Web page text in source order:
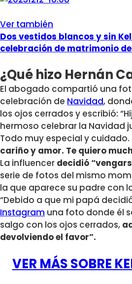
Ver también
Dos vestidos blancos y sin
celebración de matrimonio
¿Qué hizo Hernán
El abogado compartió una
celebración de Navidad,
los ojos cerrados y escribió:
hermoso celebrar la Navidad
Todo muy especial y cuidado.
cariño y amor. Te quiero
La influencer decidió
serie de fotos del mismo
la que aparece su padre con
“Debido a que mi papá
Instagram una foto donde él
salgo con los ojos cerrados,
devolviendo el favor”.
VER MÁS SOBRE